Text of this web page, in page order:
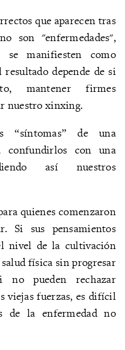
que aparecen tras
son "enfermedades",
se manifiesten como
depende de si
mantener firmes
nuestro xinxing.
“síntomas” de una
confundirlos con una
así nuestros
quienes comenzaron
Si sus pensamientos
nivel de la cultivación
física sin progresar
pueden rechazar
viejas fuerzas, es difícil
de la enfermedad no